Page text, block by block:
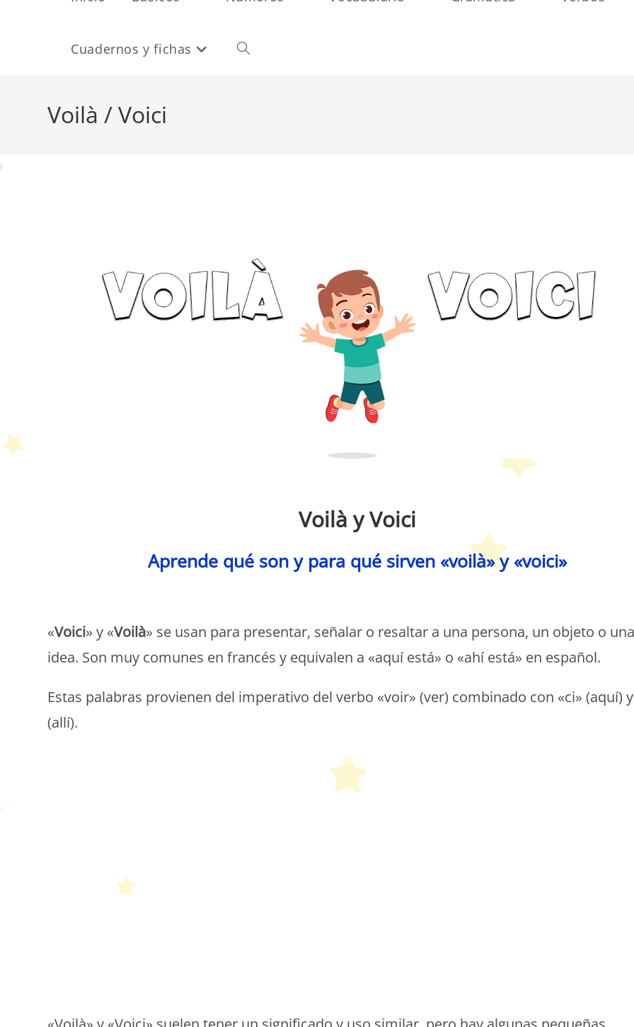
Cuadernos y fichas Alternar
web
Voilà / Voici
Voilà y Voici
Aprende qué son y para qué sirven «voilà» y «voici»
«Voici» y «Voilà» se usan para presentar, señalar o resaltar a una persona, un objeto o
idea. Son muy comunes en francés y equivalen a «aquí está» o «ahí está» en español.
Estas palabras provienen del imperativo del verbo «voir» (ver) combinado con «ci» (aquí)
(allí).
Petit Monde Français